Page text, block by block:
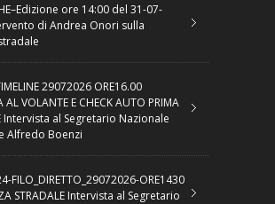
ore 14:00 del 31-07-
di Andrea Onori sulla
29072026 ORE16.00
AL VOLANTE E CHECK AUTO PRIMA
Intervista al Segretario Nazionale
Alfredo Boenzi
FILO_DIRETTO_29072026-ORE1430
STRADALE Intervista al Segretario